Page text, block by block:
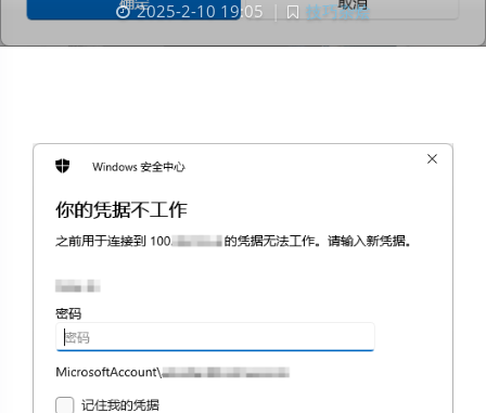
2025-2-10 19:05 技巧杂烩